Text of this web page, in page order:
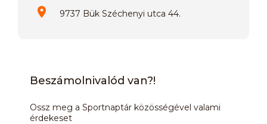
9737 Bük Széchenyi utca 44.
Beszámolnivalód van?!
Ossz meg a Sportnaptár közösségével valami
érdekeset